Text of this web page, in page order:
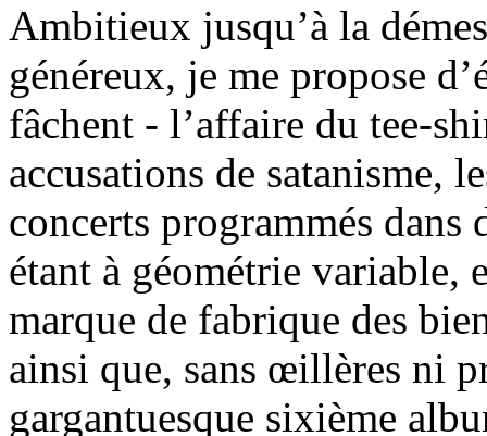
Ambitieux jusqu’à la
généreux, je me propose
fâchent - l’affaire du tee-
accusations de satanisme,
concerts programmés
étant à géométrie variable,
marque de fabrique des
ainsi que, sans œillères ni
gargantuesque sixième